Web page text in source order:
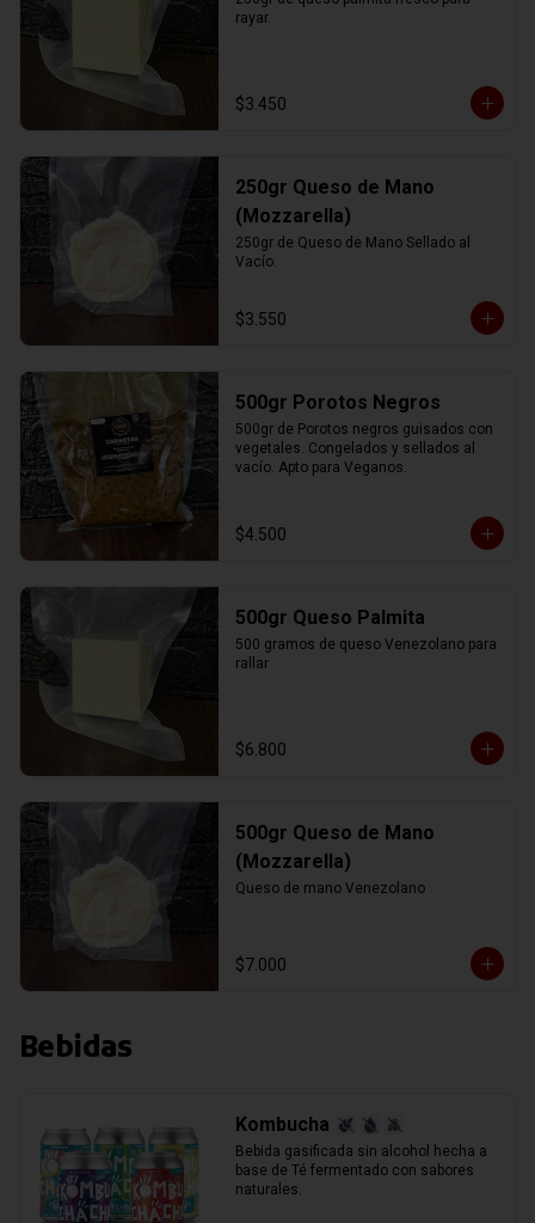
rayar.
$3.450
250gr Queso de Mano
(Mozzarella)
250gr de Queso de Mano Sellado al
Vacío.
$3.550
500gr Porotos Negros
500gr de Porotos negros guisados con
vegetales. Congelados y sellados al
vacío. Apto para Veganos.
$4.500
500gr Queso Palmita
500 gramos de queso Venezolano para
rallar
$6.800
500gr Queso de Mano
(Mozzarella)
Queso de mano Venezolano
$7.000
Bebidas
Kombucha
Bebida gasificada sin alcohol hecha a
base de Té fermentado con sabores
naturales.